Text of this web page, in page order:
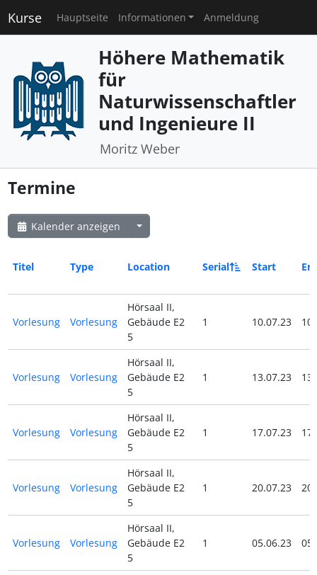
Kurse Hauptseite Informationen Anmeldung
Höhere Mathematik
für
Naturwissenschaftler
und Ingenieure II
Moritz Weber
Termine
Kalender anzeigen
Titel Type Location Serial Start
Vorlesung Vorlesung
Hörsaal II,
Gebäude E2
5
1 10.07.23
Vorlesung Vorlesung
Hörsaal II,
Gebäude E2
5
1 13.07.23
Vorlesung Vorlesung
Hörsaal II,
Gebäude E2
5
1 17.07.23
Vorlesung Vorlesung
Hörsaal II,
Gebäude E2
5
1 20.07.23
Vorlesung Vorlesung
Hörsaal II,
Gebäude E2
5
1 05.06.23